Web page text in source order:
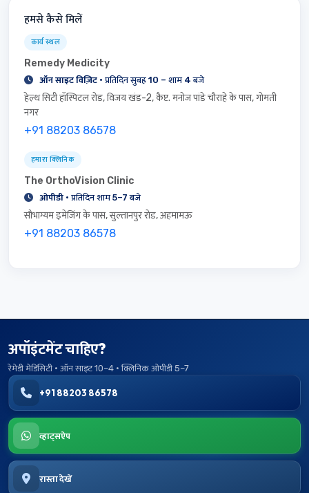
हमसे कैसे मिलें
कार्य स्थल
Remedy Medicity
ऑन साइट विज़िट · प्रतिदिन सुबह 10 – शाम 4 बजे
हेल्थ सिटी हॉस्पिटल रोड, विजय खंड-2, कैप्ट. मनोज पांडे चौराहे के पास, गोमती
नगर
+91 88203 86578
हमारा क्लिनिक
The OrthoVision Clinic
ओपीडी · प्रतिदिन शाम 5–7 बजे
सौभाग्यम इमेजिंग के पास, सुल्तानपुर रोड, अहमामऊ
+91 88203 86578
अपॉइंटमेंट चाहिए?
रेमेडी मेडिसिटी · ऑन साइट 10–4 · क्लिनिक ओपीडी 5–7
+91 88203 86578
व्हाट्सऐप
रास्ता देखें